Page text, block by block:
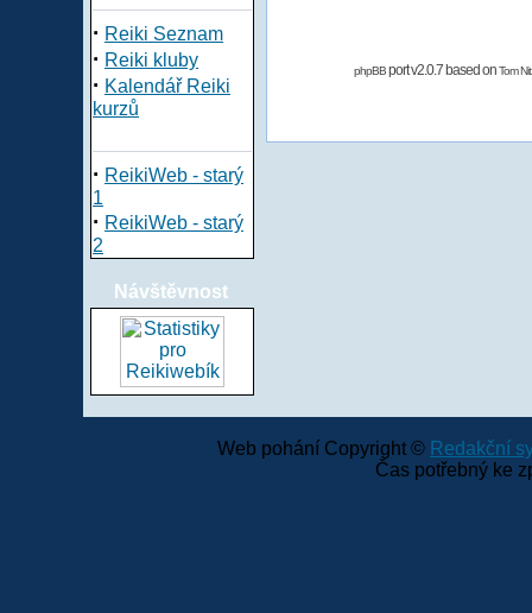
· Reiki Seznam
· Reiki kluby
· Kalendář Reiki
kurzů
· ReikiWeb - starý
1
· ReikiWeb - starý
2
Návštěvnost
phpBBport v2.0.7 based onTom
Web pohání Copyright © Redakční
Čas potřebný ke